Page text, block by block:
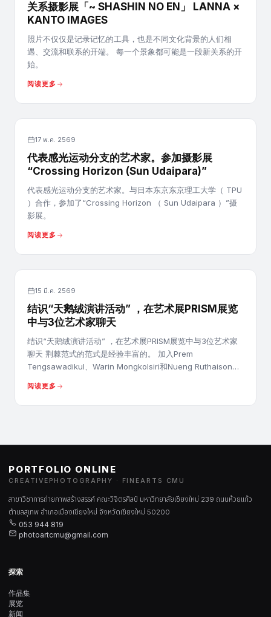
关系摄影展「~ SHASHIN NO EN」 LANNA ×
KANTO IMAGES
照片不仅仅是记录记忆的工具，也是不同文化背景的人们相
遇、交流和联系的开端。 每一个景象都可能是一段新关系的开
始。
阅读更多
17 พ.ค. 2569
代表感光运动分支的艺术家。参加摄影展
“Crossing Horizon (Sun Udaipara)”
代表感光运动分支的艺术家。与日本东京东京理工大学（ TPU
）合作，参加了“Crossing Horizon （ Sun Udaipara ）”摄
影展。
阅读更多
15 มี.ค. 2569
结识“天鹅绒演讲活动” ，在艺术展PRISM展览
中与3位艺术家聊天
结识“天鹅绒演讲活动” ，在艺术展PRISM展览中与3位艺术家
聊天 荆棘范式的范式是经验丰富的。 加入Prem
Tengsawadikul、Warin Mongkolsiri和Nueng Ruthaison
阅读更多
PORTFOLIO ONLINE
CREATIVEPHOTOGRAPHY · FINEARTS CMU
สาขาวิชาการถ่ายภาพสร้างสรรค์ คณะวิจิตรศิลป์ มหาวิทยาลัยเชียงใหม่ 239 ถนนห้วยแก้ว
ตำบลสุเทพ อำเภอเมืองเชียงใหม่ จังหวัดเชียงใหม่ 50200
053 944 819
photoartcmu@gmail.com
探索
作品集
展览
新闻